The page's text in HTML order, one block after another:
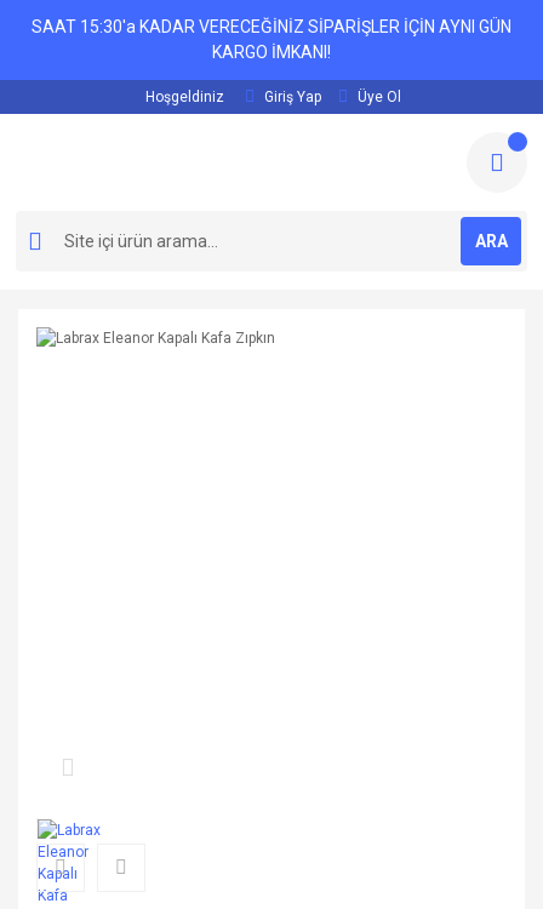
SAAT 15:30'a KADAR VERECEĞİNİZ SİPARİŞLER İÇİN AYNI GÜN
KARGO İMKANI!
Hoşgeldiniz Giriş Yap Üye Ol
ARA